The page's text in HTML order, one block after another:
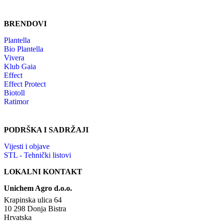
BRENDOVI
Plantella
Bio Plantella
Vivera
Klub Gaia
Effect
Effect Protect
Biotoll
Ratimor
PODRŠKA I SADRŽAJI
Vijesti i objave
STL - Tehnički listovi
LOKALNI KONTAKT
Unichem Agro d.o.o.
Krapinska ulica 64
10 298 Donja Bistra
Hrvatska